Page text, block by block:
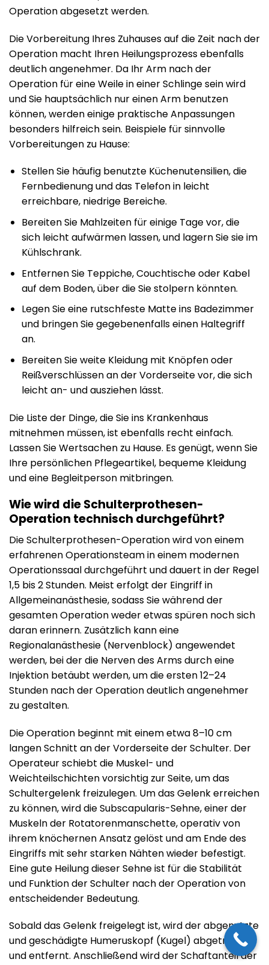
Operation abgesetzt werden.
Die Vorbereitung Ihres Zuhauses auf die Zeit nach der
Operation macht Ihren Heilungsprozess ebenfalls
deutlich angenehmer. Da Ihr Arm nach der
Operation für eine Weile in einer Schlinge sein wird
und Sie hauptsächlich nur einen Arm benutzen
können, werden einige praktische Anpassungen
besonders hilfreich sein. Beispiele für sinnvolle
Vorbereitungen zu Hause:
Stellen Sie häufig benutzte Küchenutensilien, die
Fernbedienung und das Telefon in leicht
erreichbare, niedrige Bereiche.
Bereiten Sie Mahlzeiten für einige Tage vor, die
sich leicht aufwärmen lassen, und lagern Sie sie im
Kühlschrank.
Entfernen Sie Teppiche, Couchtische oder Kabel
auf dem Boden, über die Sie stolpern könnten.
Legen Sie eine rutschfeste Matte ins Badezimmer
und bringen Sie gegebenenfalls einen Haltegriff
an.
Bereiten Sie weite Kleidung mit Knöpfen oder
Reißverschlüssen an der Vorderseite vor, die sich
leicht an- und ausziehen lässt.
Die Liste der Dinge, die Sie ins Krankenhaus
mitnehmen müssen, ist ebenfalls recht einfach.
Lassen Sie Wertsachen zu Hause. Es genügt, wenn Sie
Ihre persönlichen Pflegeartikel, bequeme Kleidung
und eine Begleitperson mitbringen.
Wie wird die Schulterprothesen-
Operation technisch durchgeführt?
Die Schulterprothesen-Operation wird von einem
erfahrenen Operationsteam in einem modernen
Operationssaal durchgeführt und dauert in der Regel
1,5 bis 2 Stunden. Meist erfolgt der Eingriff in
Allgemeinanästhesie, sodass Sie während der
gesamten Operation weder etwas spüren noch sich
daran erinnern. Zusätzlich kann eine
Regionalanästhesie (Nervenblock) angewendet
werden, bei der die Nerven des Arms durch eine
Injektion betäubt werden, um die ersten 12–24
Stunden nach der Operation deutlich angenehmer
zu gestalten.
Die Operation beginnt mit einem etwa 8–10 cm
langen Schnitt an der Vorderseite der Schulter. Der
Operateur schiebt die Muskel- und
Weichteilschichten vorsichtig zur Seite, um das
Schultergelenk freizulegen. Um das Gelenk erreichen
zu können, wird die Subscapularis-Sehne, einer der
Muskeln der Rotatorenmanschette, operativ von
ihrem knöchernen Ansatz gelöst und am Ende des
Eingriffs mit sehr starken Nähten wieder befestigt.
Eine gute Heilung dieser Sehne ist für die Stabilität
und Funktion der Schulter nach der Operation von
entscheidender Bedeutung.
Sobald das Gelenk freigelegt ist, wird der abgenutzte
und geschädigte Humeruskopf (Kugel) abgetrennt
und entfernt. Anschließend wird der Schaftanteil der